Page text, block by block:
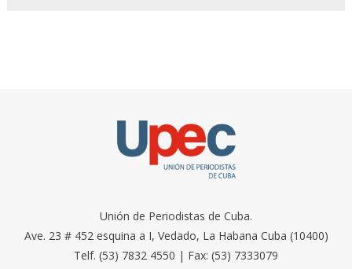
Unión de Periodistas de Cuba.
Ave. 23 # 452 esquina a I, Vedado, La Habana Cuba (10400)
Telf. (53) 7832 4550 | Fax: (53) 7333079